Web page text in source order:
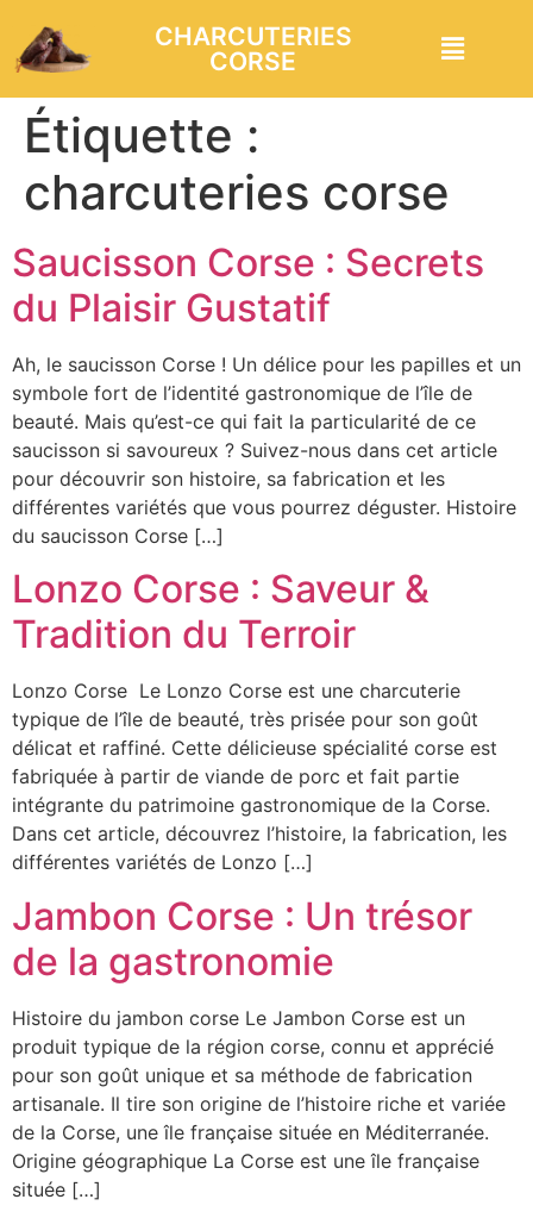
CHARCUTERIES
CORSE
Étiquette :
charcuteries corse
Saucisson Corse : Secrets
du Plaisir Gustatif
Ah, le saucisson Corse ! Un délice pour les papilles et un
symbole fort de l’identité gastronomique de l’île de
beauté. Mais qu’est-ce qui fait la particularité de ce
saucisson si savoureux ? Suivez-nous dans cet article
pour découvrir son histoire, sa fabrication et les
différentes variétés que vous pourrez déguster. Histoire
du saucisson Corse […]
Lonzo Corse : Saveur &
Tradition du Terroir
Lonzo Corse Le Lonzo Corse est une charcuterie
typique de l’île de beauté, très prisée pour son goût
délicat et raffiné. Cette délicieuse spécialité corse est
fabriquée à partir de viande de porc et fait partie
intégrante du patrimoine gastronomique de la Corse.
Dans cet article, découvrez l’histoire, la fabrication, les
différentes variétés de Lonzo […]
Jambon Corse : Un trésor
de la gastronomie
Histoire du jambon corse Le Jambon Corse est un
produit typique de la région corse, connu et apprécié
pour son goût unique et sa méthode de fabrication
artisanale. Il tire son origine de l’histoire riche et variée
de la Corse, une île française située en Méditerranée.
Origine géographique La Corse est une île française
située […]